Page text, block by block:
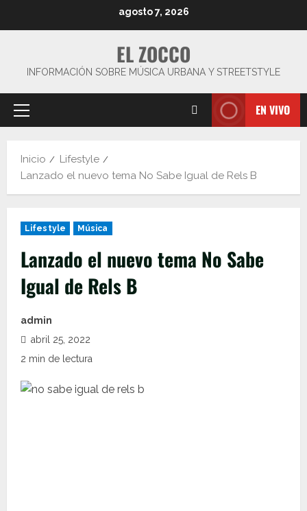
agosto 7, 2026
EL ZOCCO
INFORMACIÓN SOBRE MÚSICA URBANA Y STREETSTYLE
Menú
EN VIVO
Inicio
Lifestyle
Lanzado el nuevo tema No Sabe Igual de Rels B
Lifestyle Música
Lanzado el nuevo tema No Sabe
Igual de Rels B
admin
abril 25, 2022
2 min de lectura